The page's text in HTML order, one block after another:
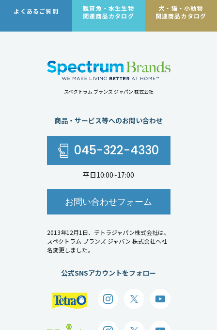
よくあるご質問
観賞魚・水生生物
関連商品カタログ
犬・猫・小動物
関連商品カタログ
スペクトラム ブランズ ジャパン 株式会社
商品・サービス等へのお問い合わせ
045-322-4330
平日10:00~17:00
お問い合わせフォーム
2013年12月1日、テトラジャパン株式会社は、
スペクトラム ブランズ ジャパン 株式会社へ社
名変更しました。
公式SNSアカウントをフォロー